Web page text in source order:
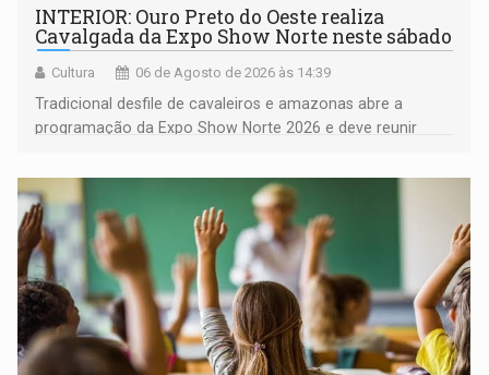
INTERIOR: Ouro Preto do Oeste realiza
Cavalgada da Expo Show Norte neste sábado
Cultura 06 de Agosto de 2026 às 14:39
Tradicional desfile de cavaleiros e amazonas abre a
programação da Expo Show Norte 2026 e deve reunir